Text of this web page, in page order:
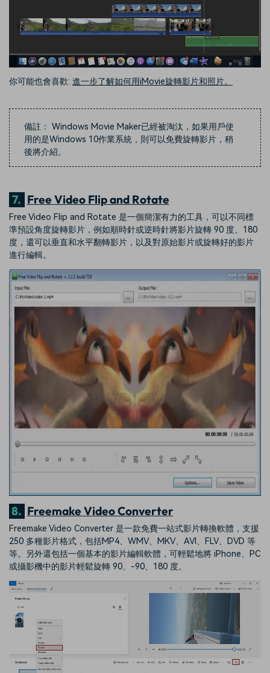
你可能也會喜歡: 進一步了解如何用iMovie旋轉影片和照片。
備註： Windows Movie Maker已經被淘汰，如果用戶使
用的是Windows 10作業系統，則可以免費旋轉影片，稍
後將介紹。
7. Free Video Flip and Rotate
Free Video Flip and Rotate 是一個簡潔有力的工具，可以不同標
準預設角度旋轉影片，例如順時針或逆時針將影片旋轉 90 度、180
度，還可以垂直和水平翻轉影片，以及對原始影片或旋轉好的影片
進行編輯。
8. Freemake Video Converter
Freemake Video Converter 是一款免費一站式影片轉換軟體，支援
250 多種影片格式，包括MP4、WMV、MKV、AVI、FLV、DVD 等
等。另外還包括一個基本的影片編輯軟體，可輕鬆地將 iPhone、PC
或攝影機中的影片輕鬆旋轉 90、-90、180 度。